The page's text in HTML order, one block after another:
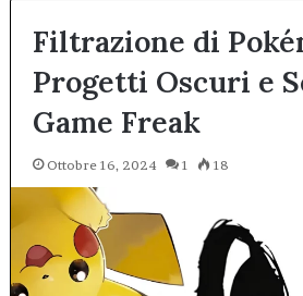
Filtrazione di
Progetti Oscuri e
Game Freak
Ottobre 16, 2024 1 18